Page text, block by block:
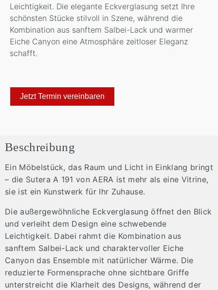
Leichtigkeit. Die elegante Eckverglasung setzt Ihre
schönsten Stücke stilvoll in Szene, während die
Kombination aus sanftem Salbei-Lack und warmer
Eiche Canyon eine Atmosphäre zeitloser Eleganz
schafft.
Jetzt Termin vereinbaren
Beschreibung
Ein Möbelstück, das Raum und Licht in Einklang bringt
– die Sutera A 191 von AERA ist mehr als eine Vitrine,
sie ist ein Kunstwerk für Ihr Zuhause.
Die außergewöhnliche Eckverglasung öffnet den Blick
und verleiht dem Design eine schwebende
Leichtigkeit. Dabei rahmt die Kombination aus
sanftem Salbei-Lack und charaktervoller Eiche
Canyon das Ensemble mit natürlicher Wärme. Die
reduzierte Formensprache ohne sichtbare Griffe
unterstreicht die Klarheit des Designs, während der